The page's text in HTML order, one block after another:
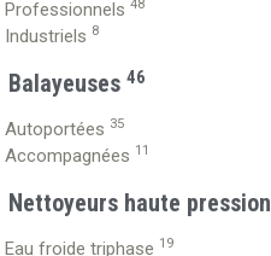
Professionnels48
Industriels 8
Balayeuses 46
Autoportées 35
Accompagnées 11
Nettoyeurs haute pression
Eau froide triphase 19